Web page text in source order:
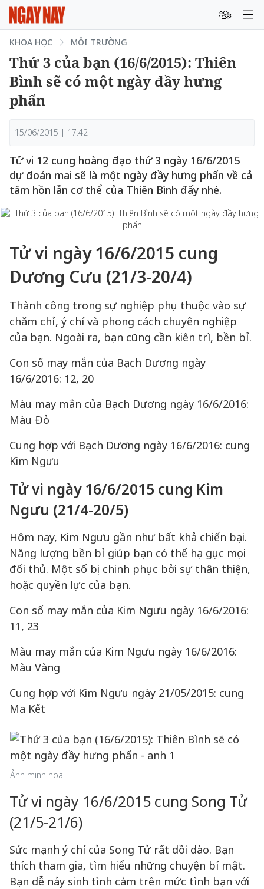
KHOA HỌC MÔI TRƯỜNG
Thứ 3 của bạn (16/6/2015): Thiên
Bình sẽ có một ngày đầy hưng
phấn
15/06/2015 | 17:42
Tử vi 12 cung hoàng đạo thứ 3 ngày 16/6/2015
dự đoán mai sẽ là một ngày đầy hưng phấn về cả
tâm hồn lẫn cơ thể của Thiên Bình đấy nhé.
Tử vi ngày 16/6/2015 cung
Dương Cưu (21/3-20/4)
Thành công trong sự nghiệp phụ thuộc vào sự
chăm chỉ, ý chí và phong cách chuyên nghiệp
của bạn. Ngoài ra, bạn cũng cần kiên trì, bền bỉ.
Con số may mắn của Bạch Dương ngày
16/6/2016: 12, 20
Màu may mắn của Bạch Dương ngày 16/6/2016:
Màu Đỏ
Cung hợp với Bạch Dương ngày 16/6/2016: cung
Kim Ngưu
Tử vi ngày 16/6/2015 cung Kim
Ngưu (21/4-20/5)
Hôm nay, Kim Ngưu gần như bất khả chiến bại.
Năng lượng bền bỉ giúp bạn có thể hạ gục mọi
đối thủ. Một số bị chinh phục bởi sự thân thiện,
hoặc quyền lực của bạn.
Con số may mắn của Kim Ngưu ngày 16/6/2016:
11, 23
Màu may mắn của Kim Ngưu ngày 16/6/2016:
Màu Vàng
Cung hợp với Kim Ngưu ngày 21/05/2015: cung
Ma Kết
Ảnh minh họa.
Tử vi ngày 16/6/2015 cung Song Tử
(21/5-21/6)
Sức mạnh ý chí của Song Tử rất dồi dào. Bạn
thích tham gia, tìm hiểu những chuyện bí mật.
Bạn dễ nảy sinh tình cảm trên mức tình bạn với